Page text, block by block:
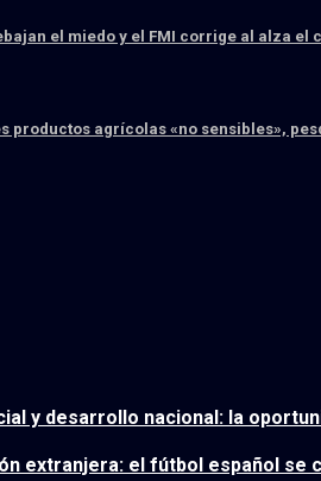
el miedo y el FMI corrige al alza el
productos agrícolas «no sensibles»,
y desarrollo nacional: la
extranjera: el fútbol español